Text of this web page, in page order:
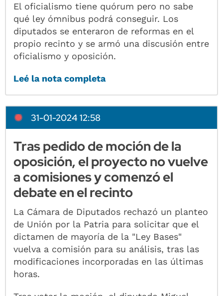
El oficialismo tiene quórum pero no sabe
qué ley ómnibus podrá conseguir. Los
diputados se enteraron de reformas en el
propio recinto y se armó una discusión entre
oficialismo y oposición.
Leé la nota completa
31-01-2024 12:58
Tras pedido de moción de la
oposición, el proyecto no vuelve
a comisiones y comenzó el
debate en el recinto
La Cámara de Diputados rechazó un planteo
de Unión por la Patria para solicitar que el
dictamen de mayoría de la "Ley Bases"
vuelva a comisión para su análisis, tras las
modificaciones incorporadas en las últimas
horas.